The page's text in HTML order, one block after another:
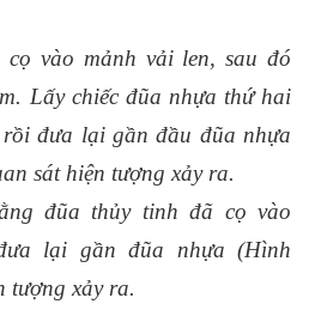
vào mảnh vải len, sau đó
Lấy chiếc đũa nhựa thứ hai
đưa lại gần đầu đũa nhựa
sát hiện tượng xảy ra.
đũa thủy tinh đã cọ vào
lại gần đũa nhựa (Hình
tượng xảy ra.